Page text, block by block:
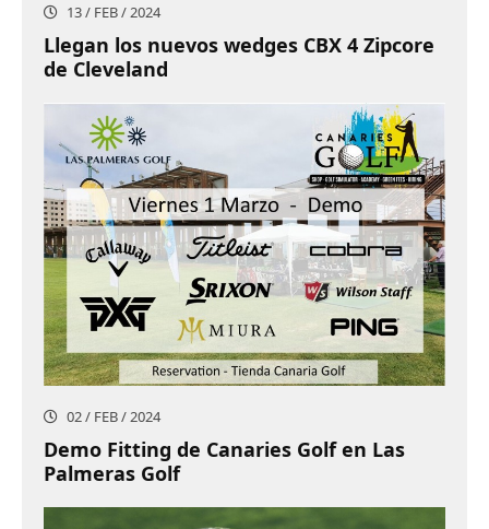
13 / FEB / 2024
Llegan los nuevos wedges CBX 4 Zipcore
de Cleveland
02 / FEB / 2024
Demo Fitting de Canaries Golf en Las
Palmeras Golf